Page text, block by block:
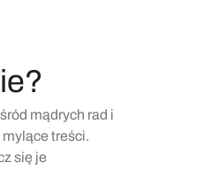
mądrych rad i
treści.
się je